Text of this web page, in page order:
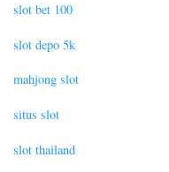
slot bet 100
slot depo 5k
mahjong slot
situs slot
slot thailand